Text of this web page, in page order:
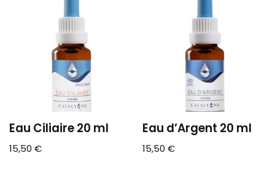
Eau Ciliaire 20 ml
15,50 €
Eau d’Argent 20 ml
15,50€